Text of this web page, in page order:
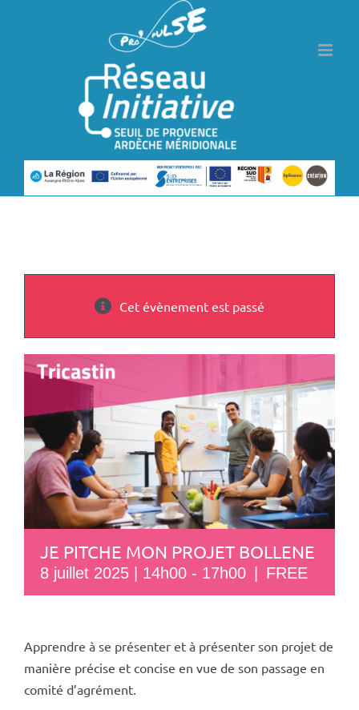
Cet évènement est passé
JE PITCHE MON PROJET BOLLENE
8 juillet 2025 | 14h00 - 17h00 FREE
Apprendre à se présenter et à présenter son projet de
manière précise et concise en vue de son passage en
comité d’agrément.